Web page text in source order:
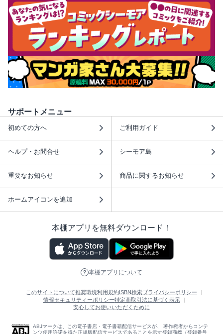
サポートメニュー
初めての方へ ご利用ガイド
ヘルプ・お問合せ シーモア島
重要なお知らせ 商品に関するお知らせ
ホームアイコンを追加
本棚アプリを無料ダウンロード！
本棚アプリについて
このサイトについて推奨環境利用規約ISBN検索プライバシーポリシー
情報セキュリティーポリシー特定商取引法に基づく表示
安心してお使いいただくために
ABJマークは、この電子書店・電子書籍配信サービスが、 著作権者からコンテ
ンツ使用許諾を得た正規版配信サービスであることを示す登録商標（登録番号